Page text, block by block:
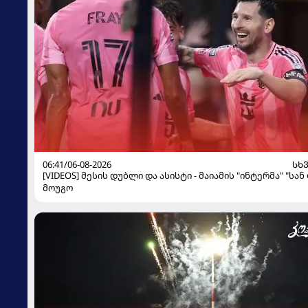
06:41/06-08-2026
[VIDEOS] მესის დუბლი და ასისტი - მაიამის "ინტერმა"
მოუგო